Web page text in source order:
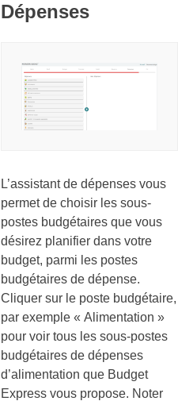
Dépenses
L’assistant de dépenses vous
permet de choisir les sous-
postes budgétaires que vous
désirez planifier dans votre
budget, parmi les postes
budgétaires de dépense.
Cliquer sur le poste budgétaire,
par exemple « Alimentation »
pour voir tous les sous-postes
budgétaires de dépenses
d’alimentation que Budget
Express vous propose. Noter